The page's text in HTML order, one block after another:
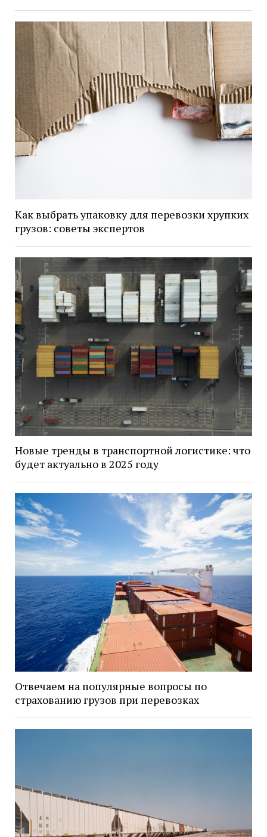
Как выбрать упаковку для перевозки хрупких
грузов: советы экспертов
Новые тренды в транспортной логистике: что
будет актуально в 2025 году
Отвечаем на популярные вопросы по
страхованию грузов при перевозках